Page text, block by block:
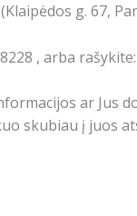
g. 67,
, arba
ar Jus
skubiau į juos